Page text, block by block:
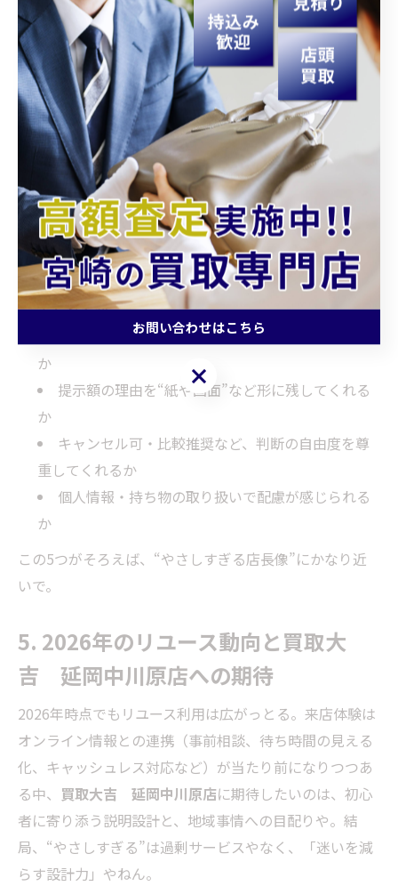
学習効果：次回以降の持ち込み準備がうまくな
り、手間が減る
関係性の継続：売却だけでなく、相談や相場確認
の窓口として頼れる存在に
「やさしさ」は短期の成約だけやなく、長期の信頼と口
コミの土台になるんやで。ここが価値の源泉や。
4. 来店者チェックリスト：やさしさ
を見極める5ポイント
事前相談で「持参物・流れ・時間」を明快に教え
てくれるか
査定観点（付属品・状態・相場）の説明が具体的
か
提示額の理由を“紙や画面”など形に残してくれる
か
キャンセル可・比較推奨など、判断の自由度を尊
重してくれるか
個人情報・持ち物の取り扱いで配慮が感じられる
か
この5つがそろえば、“やさしすぎる店長像”にかなり近
いで。
5. 2026年のリユース動向と買取大
吉 延岡中川原店への期待
2026年時点でもリユース利用は広がっとる。来店体験は
オンライン情報との連携（事前相談、待ち時間の見える
化、キャッシュレス対応など）が当たり前になりつつあ
る中、 買取大吉 延岡中川原店に期待したいのは、初心
者に寄り添う説明設計と、地域事情への目配りや。結
局、“やさしすぎる”は過剰サービスやなく、「迷いを減
らす設計力」やねん。
お問い合わせはこちら
お問い合わせはこちら